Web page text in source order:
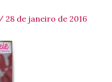
/ 28 de janeiro de 2016